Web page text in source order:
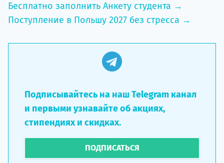
Бесплатно заполнить Анкету студента →
Поступление в Польшу 2027 без стресса →
Подписывайтесь на наш Telegram канал
и первыми узнавайте об акциях,
стипендиях и скидках.
ПОДПИСАТЬСЯ